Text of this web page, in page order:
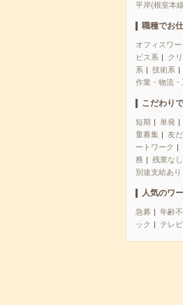
平岸(根室本
職種でお
オフィスワ
ビス系
ク
系
技術系
作業・物流
こだわり
短期 単発
量募集
友
ートワーク
務
残業なし
別途支給あり
人気のワ
急募 年齢
ック
テレ